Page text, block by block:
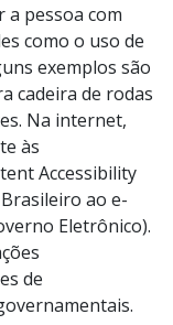
a pessoa com
como o uso de
exemplos são
cadeira de rodas
Na internet,
às
Accessibility
ao e-
Eletrônico).
de